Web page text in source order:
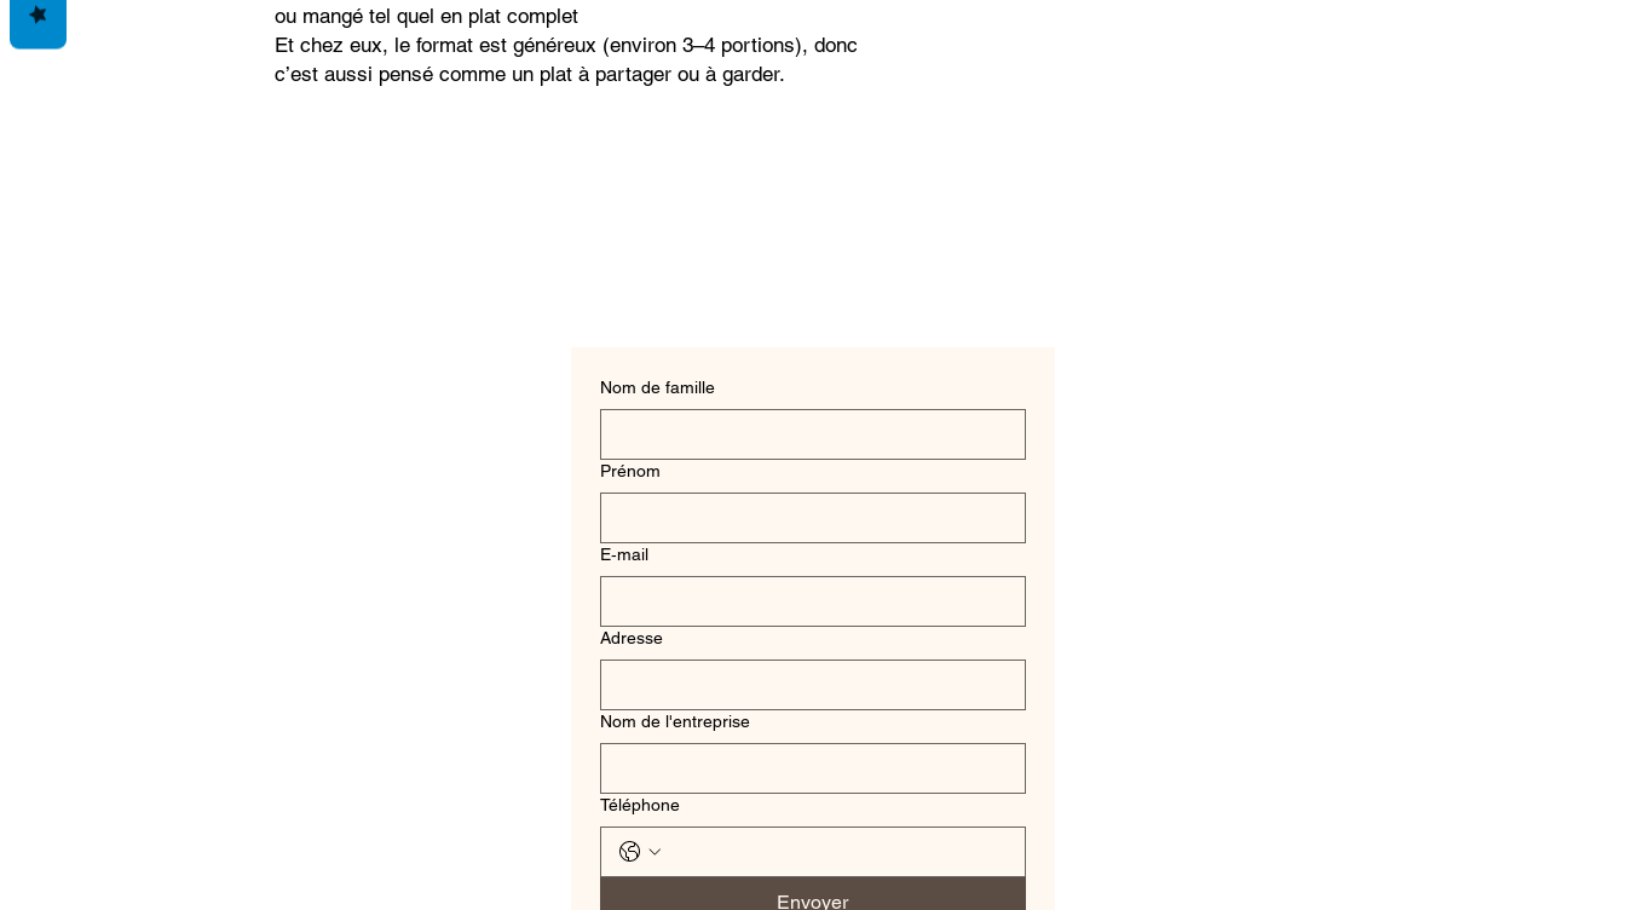
ou mangé tel quel en plat complet
Et chez eux, le format est généreux (environ 3–4 portions), donc
c’est aussi pensé comme un plat à partager ou à garder.
Nom de famille
Prénom
E‑mail
Adresse
Nom de l'entreprise
Téléphone
Envoyer